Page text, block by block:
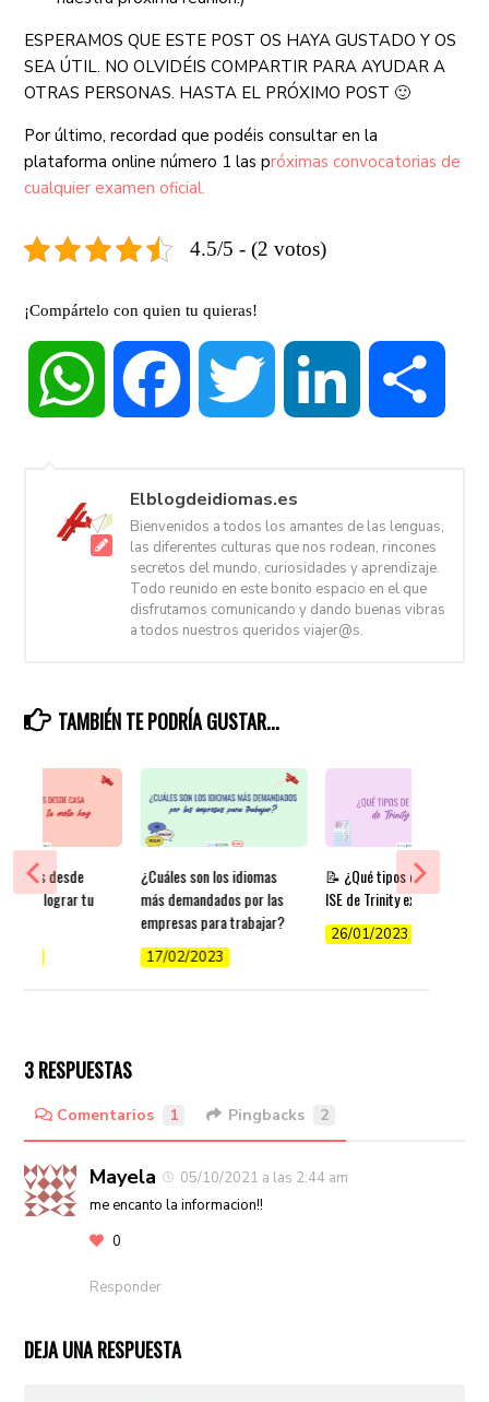
ESPERAMOS QUE ESTE POST OS HAYA GUSTADO Y OS
SEA ÚTIL. NO OLVIDÉIS COMPARTIR PARA AYUDAR A
OTRAS PERSONAS. HASTA EL PRÓXIMO POST 🙂
Por último, recordad que podéis consultar en la
plataforma online número 1 las próximas convocatorias de
cualquier examen oficial.
4.5/5 - (2 votos)
¡Compártelo con quien tu quieras!
WhatsApp Facebook Twitter LinkedIn
Elblogdeidiomas.es
Bienvenidos a todos los amantes de las lenguas,
las diferentes culturas que nos rodean, rincones
secretos del mundo, curiosidades y aprendizaje.
Todo reunido en este bonito espacio en el que
disfrutamos comunicando y dando buenas vibras
a todos nuestros queridos viajer@s.
TAMBIÉN TE PODRÍA GUSTAR...
¿Cuáles son los idiomas
más demandados por las
empresas para trabajar?
17/02/2023
📝 ¿Qué tipos de exámenes
ISE de Trinity existen?
26/01/2023
inglés desde
para lograr tu
3 RESPUESTAS
Comentarios 1 Pingbacks 2
Mayela
05/10/2021 a las 2:44 am
me encanto la informacion!!
0
Responder
DEJA UNA RESPUESTA